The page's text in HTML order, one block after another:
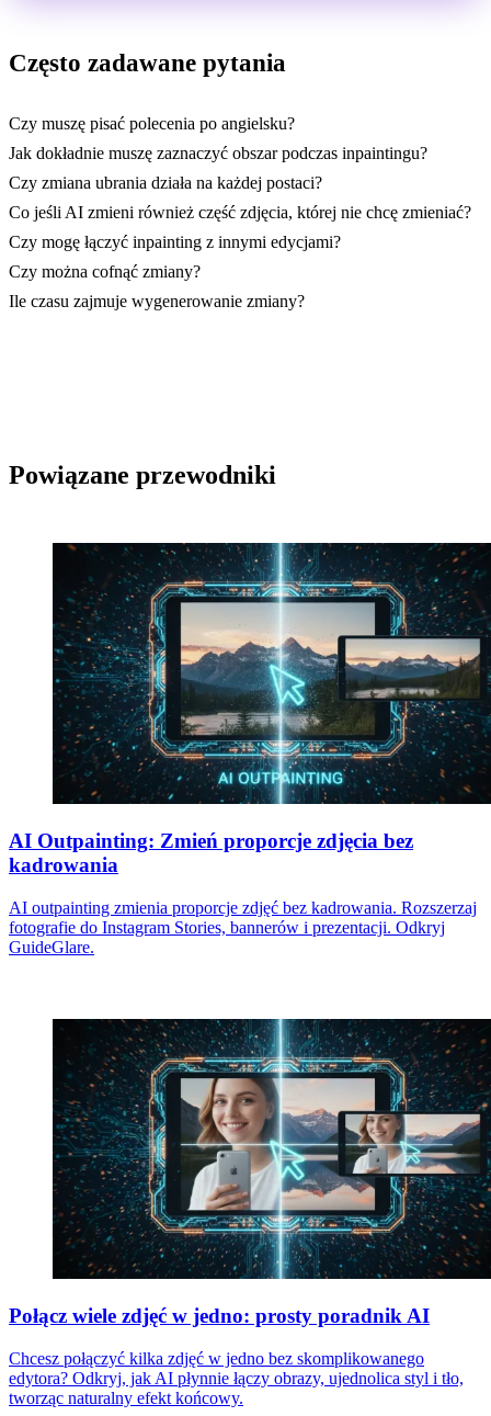
Często zadawane pytania
Czy muszę pisać polecenia po angielsku?
Jak dokładnie muszę zaznaczyć obszar podczas inpaintingu?
Czy zmiana ubrania działa na każdej postaci?
Co jeśli AI zmieni również część zdjęcia, której nie chcę zmieniać?
Czy mogę łączyć inpainting z innymi edycjami?
Czy można cofnąć zmiany?
Ile czasu zajmuje wygenerowanie zmiany?
Powiązane przewodniki
AI Outpainting: Zmień proporcje zdjęcia bez
kadrowania
AI outpainting zmienia proporcje zdjęć bez kadrowania. Rozszerzaj
fotografie do Instagram Stories, bannerów i prezentacji. Odkryj
GuideGlare.
Połącz wiele zdjęć w jedno: prosty poradnik AI
Chcesz połączyć kilka zdjęć w jedno bez skomplikowanego
edytora? Odkryj, jak AI płynnie łączy obrazy, ujednolica styl i tło,
tworząc naturalny efekt końcowy.